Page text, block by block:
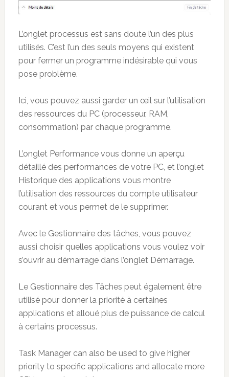
L’onglet processus est sans doute l’un des plus
utilisés. C’est l’un des seuls moyens qui existent
pour fermer un programme indésirable qui vous
pose problème.
Ici, vous pouvez aussi garder un œil sur l’utilisation
des ressources du PC (processeur, RAM,
consommation) par chaque programme.
L’onglet Performance vous donne un aperçu
détaillé des performances de votre PC, et l’onglet
Historique des applications vous montre
l’utilisation des ressources du compte utilisateur
courant et vous permet de le supprimer.
Avec le Gestionnaire des tâches, vous pouvez
aussi choisir quelles applications vous voulez voir
s’ouvrir au démarrage dans l’onglet Démarrage.
Le Gestionnaire des Tâches peut également être
utilisé pour donner la priorité à certaines
applications et alloué plus de puissance de calcul
à certains processus.
Task Manager can also be used to give higher
priority to specific applications and allocate more